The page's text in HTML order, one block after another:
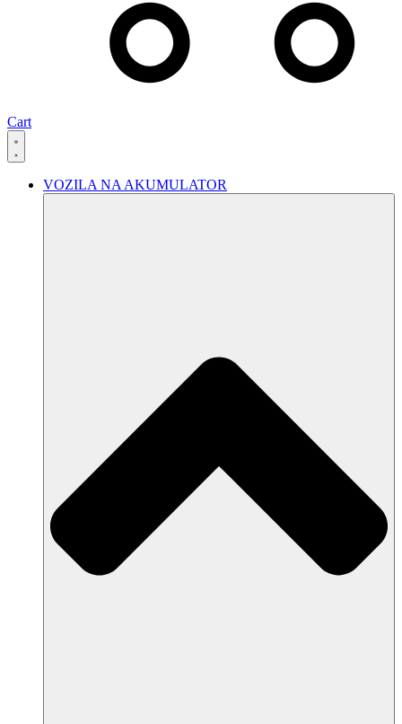
Cart
VOZILA NA AKUMULATOR